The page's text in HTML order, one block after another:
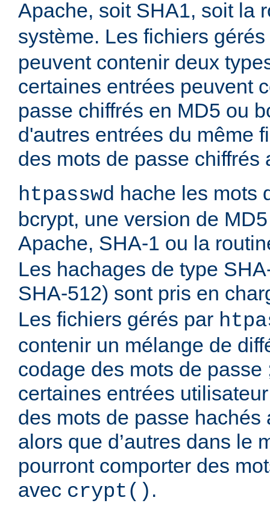
Apache, soit SHA1, soit la
système. Les fichiers
peuvent contenir deux
certaines entrées peuvent
passe chiffrés en MD5 ou
d'autres entrées du même
des mots de passe chiffrés
htpasswd hache les mots
bcrypt, une version de
Apache, SHA-1 ou la
Les hachages de type
SHA-512) sont pris en
Les fichiers gérés par
contenir un mélange de
codage des mots de passe
certaines entrées
des mots de passe hachés
alors que d’autres dans le
pourront comporter des
avec crypt() .